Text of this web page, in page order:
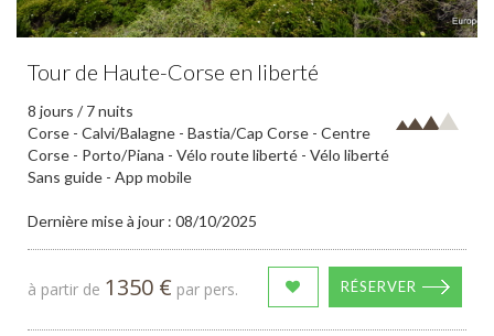
Tour de Haute-Corse en liberté
8 jours / 7 nuits
Corse - Calvi/Balagne - Bastia/Cap Corse - Centre
Corse - Porto/Piana - Vélo route liberté - Vélo liberté
Sans guide - App mobile
Dernière mise à jour : 08/10/2025
à partir de 1350 € par pers. RÉSERVER